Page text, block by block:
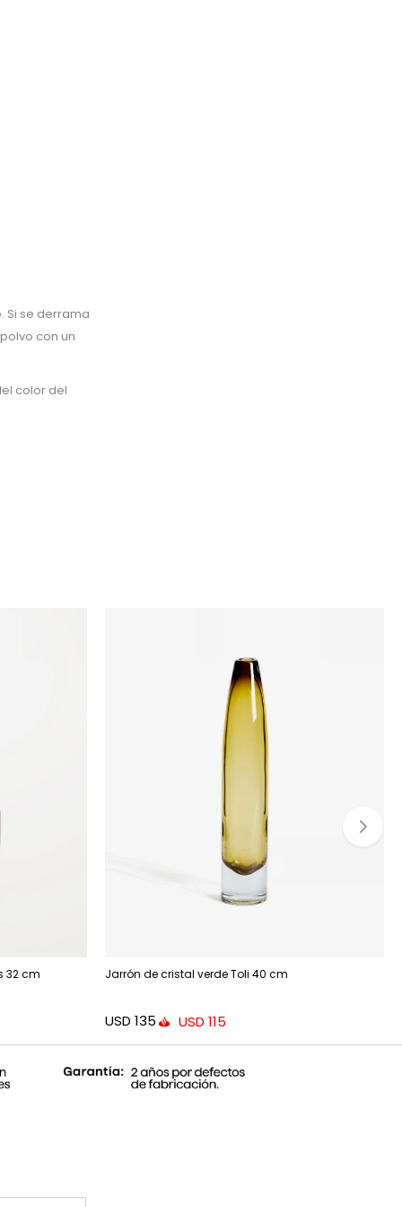
Si se derrama
con un
color del
32 cm Jarrón de cristal verde Toli 40 cm
USD 135 USD 115